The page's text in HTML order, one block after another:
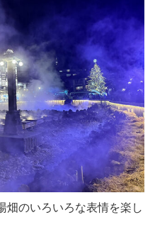
畑のいろいろな表情を楽し